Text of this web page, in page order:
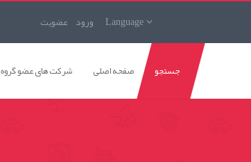
عضويت ورود Language
جستجو صفحه اصلی شرکت های عضو گروه